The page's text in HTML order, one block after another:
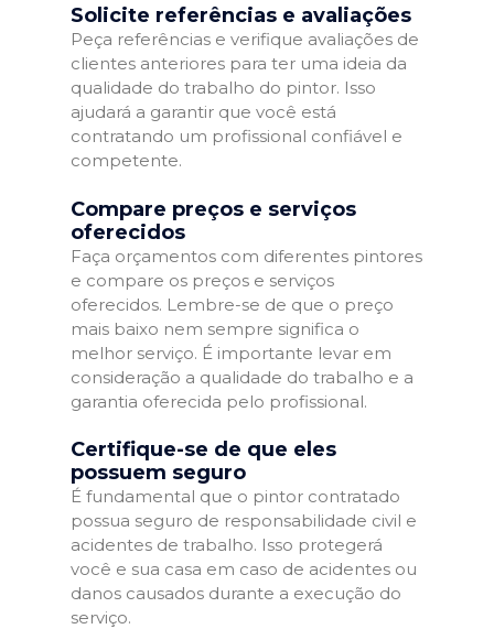
Solicite referências e avaliações
Peça referências e verifique avaliações de
clientes anteriores para ter uma ideia da
qualidade do trabalho do pintor. Isso
ajudará a garantir que você está
contratando um profissional confiável e
competente.
Compare preços e serviços
oferecidos
Faça orçamentos com diferentes pintores
e compare os preços e serviços
oferecidos. Lembre-se de que o preço
mais baixo nem sempre significa o
melhor serviço. É importante levar em
consideração a qualidade do trabalho e a
garantia oferecida pelo profissional.
Certifique-se de que eles
possuem seguro
É fundamental que o pintor contratado
possua seguro de responsabilidade civil e
acidentes de trabalho. Isso protegerá
você e sua casa em caso de acidentes ou
danos causados durante a execução do
serviço.